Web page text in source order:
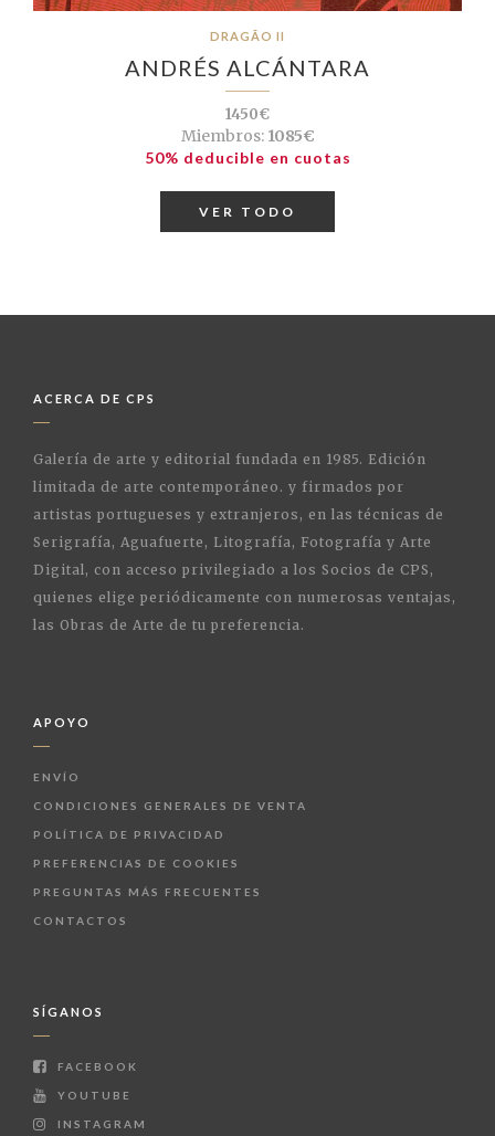
DRAGÃO II
ANDRÉS ALCÁNTARA
1450€
Miembros:1085€
50% deducible en cuotas
VER TODO
ACERCA DE CPS
Galería de arte y editorial fundada en 1985. Edición
limitada de arte contemporáneo. y firmados por
artistas portugueses y extranjeros, en las técnicas de
Serigrafía, Aguafuerte, Litografía, Fotografía y Arte
Digital, con acceso privilegiado a los Socios de CPS,
quienes elige periódicamente con numerosas ventajas,
las Obras de Arte de tu preferencia.
APOYO
ENVÍO
CONDICIONES GENERALES DE VENTA
POLÍTICA DE PRIVACIDAD
PREFERENCIAS DE COOKIES
PREGUNTAS MÁS FRECUENTES
CONTACTOS
SÍGANOS
FACEBOOK
YOUTUBE
INSTAGRAM